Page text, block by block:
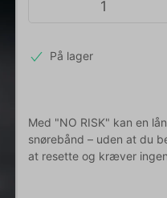
På lager
Med "NO RISK" kan en
snørebånd – uden at du
at resette og kræver